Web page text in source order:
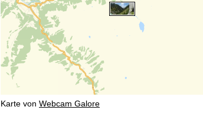
Karte von Webcam Galore